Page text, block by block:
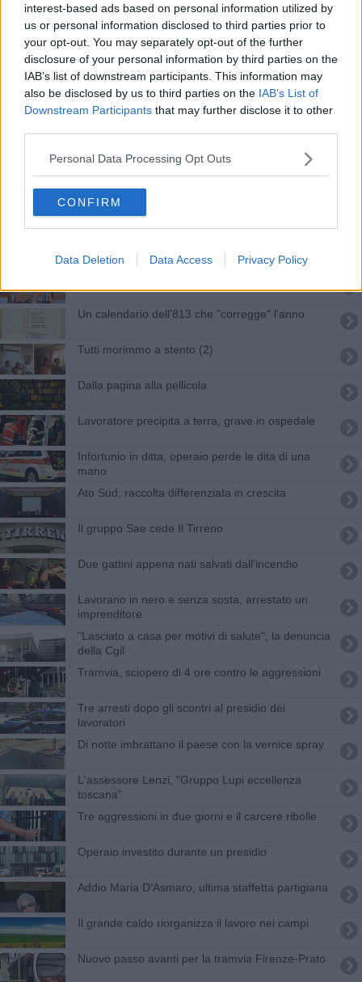
interest-based ads based on personal information utilized by
us or personal information disclosed to third parties prior to
your opt-out. You may separately opt-out of the further
disclosure of your personal information by third parties on the
IAB’s list of downstream participants. This information may
also be disclosed by us to third parties on the IAB’s List of
Downstream Participants that may further disclose it to other
Personal Data Processing Opt Outs
CONFIRM
Data Deletion Data Access Privacy Policy
4.000 volontari contro gli incendi boschivi
Fine scuola per i 500 alunni del Meyer
Ditteri e imenotteri infestanti: la sicurezza degli
ospiti nelle strutture ricettive all'aperto
Addio professor Santarelli, tra i fondatori di
Toscana Oggi
Dal modello break-fix al monitoraggio proattivo:
Scontri allo sgombero del presidio operaio
Un calendario dell'813 che "corregge" l'anno
Tutti morimmo a stento (2)
Dalla pagina alla pellicola
Lavoratore precipita a terra, grave in ospedale
Infortunio in ditta, operaio perde le dita di una
mano
Ato Sud, raccolta differenziata in crescita
Il gruppo Sae cede Il Tirreno
Due gattini appena nati salvati dall'incendio
Lavorano in nero e senza sosta, arrestato un
imprenditore
"Lasciato a casa per motivi di salute", la denuncia
della Cgil
Tramvia, sciopero di 4 ore contro le aggressioni
Tre arresti dopo gli scontri al presidio dei
lavoratori
Di notte imbrattano il paese con la vernice spray
L'assessore Lenzi, "Gruppo Lupi eccellenza
toscana"
Tre aggressioni in due giorni e il carcere ribolle
Operaio investito durante un presidio
Addio Maria D'Asmaro, ultima staffetta partigiana
Il grande caldo riorganizza il lavoro nei campi
Nuovo passo avanti per la tramvia Firenze-Prato